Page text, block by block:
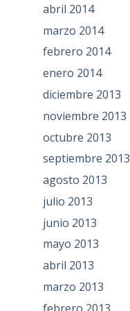
abril 2014
marzo 2014
febrero 2014
enero 2014
diciembre 2013
noviembre 2013
octubre 2013
septiembre 2013
agosto 2013
julio 2013
junio 2013
mayo 2013
abril 2013
marzo 2013